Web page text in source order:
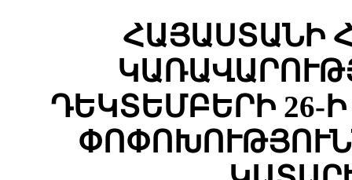
ՀԱՅԱՍՏԱՆԻ
ԴԵԿՏԵՄԲԵՐԻ 26-Ի